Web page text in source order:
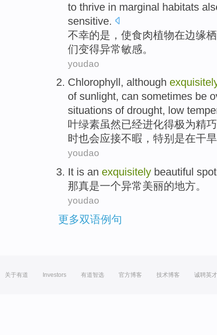
to thrive in marginal habitats
sensitive.
不幸的是， 使食肉植物在边缘
们变得异常敏感。
youdao
Chlorophyll , although
of sunlight, can sometimes be
situations of drought, low
叶绿素虽然已经进化得极为精巧
时也会应接不暇， 特别是在干旱
youdao
It is an exquisitely beautiful spot
那真是一个异常美丽的地方。
youdao
更多双语例句
关于有道 Investors 有道智选 官方博客 技术博客 诚聘英才